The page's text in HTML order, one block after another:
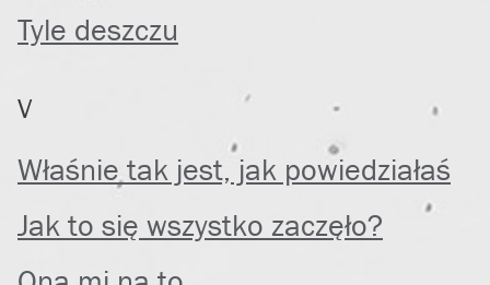
Tyle deszczu
V
Właśnie tak jest, jak powiedziałaś
Jak to się wszystko zaczęło?